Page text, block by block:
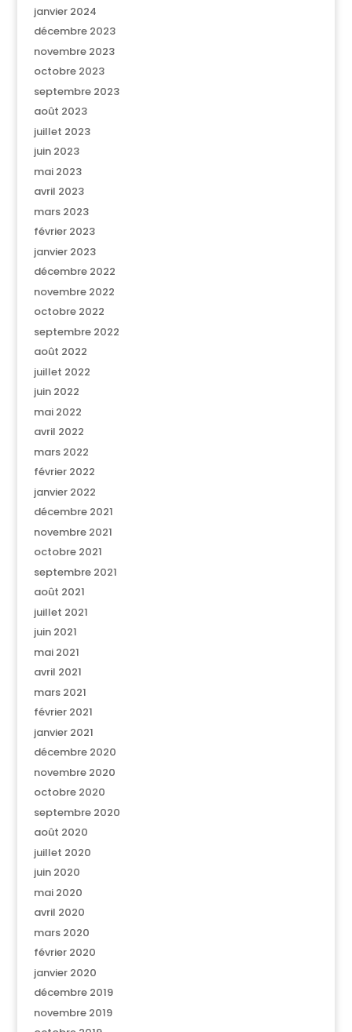
janvier 2024
décembre 2023
novembre 2023
octobre 2023
septembre 2023
août 2023
juillet 2023
juin 2023
mai 2023
avril 2023
mars 2023
février 2023
janvier 2023
décembre 2022
novembre 2022
octobre 2022
septembre 2022
août 2022
juillet 2022
juin 2022
mai 2022
avril 2022
mars 2022
février 2022
janvier 2022
décembre 2021
novembre 2021
octobre 2021
septembre 2021
août 2021
juillet 2021
juin 2021
mai 2021
avril 2021
mars 2021
février 2021
janvier 2021
décembre 2020
novembre 2020
octobre 2020
septembre 2020
août 2020
juillet 2020
juin 2020
mai 2020
avril 2020
mars 2020
février 2020
janvier 2020
décembre 2019
novembre 2019